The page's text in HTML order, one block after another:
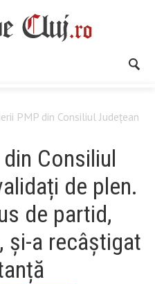
PMP din Consiliul Județean
Consiliul
de plen.
de partid,
și-a recâștigat